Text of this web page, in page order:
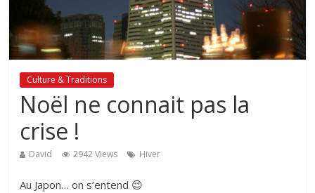
Culture & Traditions
Noël ne connait pas la
crise !
David 2942 Views Hiver
Au Japon… on s’entend 😉